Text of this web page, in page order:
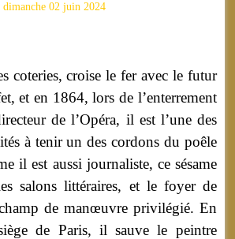
dimanche 02 juin 2024
coteries, croise le fer avec le futur
et en 1864, lors de l’enterrement
de l’Opéra, il est l’une des
à tenir un des cordons du poêle
il est aussi journaliste, ce sésame
salons littéraires, et le foyer de
de manœuvre privilégié. En
de Paris, il sauve le peintre